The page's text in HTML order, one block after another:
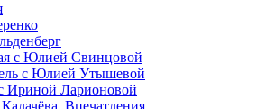
с Юлией Свинцовой
с Юлией Утышевой
Ириной Ларионовой